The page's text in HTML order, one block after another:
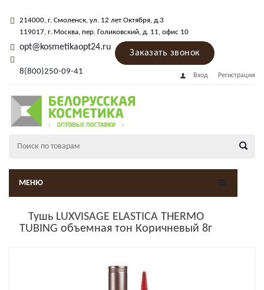
214000, г. Смоленск, ул. 12 лет Октября, д.3
119017, г. Москва, пер. Голиковский, д. 11, офис 10
opt@kosmetikaopt24.ru
8(800)250-09-41
Заказать звонок
Вход Регистрация
МЕНЮ
Тушь LUXVISAGE ELASTICA THERMO
TUBING объемная тон Коричневый 8г